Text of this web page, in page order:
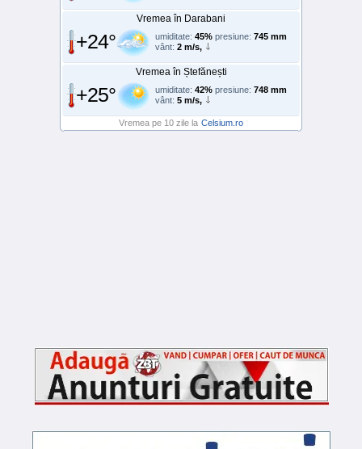
Vremea în Darabani
+24° umiditate: 45% presiune: 745 mm
vânt: 2 m/s,
Vremea în Ștefănești
+25° umiditate: 42% presiune: 748 mm
vânt: 5 m/s,
Vremea pe 10 zile la Celsium.ro